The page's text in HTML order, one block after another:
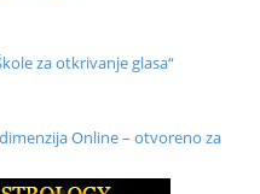
za otkrivanje glasa“
Online – otvoreno za